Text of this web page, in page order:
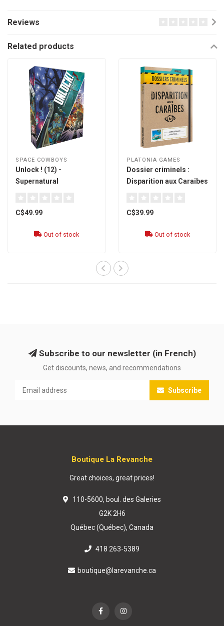
Reviews
Related products
SPACE COWBOYS
Unlock ! (12) -
Supernatural
C$49.99
Out of stock
PLATONIA GAMES
Dossier criminels :
Disparition aux Caraibes
C$39.99
Out of stock
Subscribe to our newsletter (in French)
Get discounts, news, and recommendations
Subscribe
Boutique La Revanche
Great choices, great prices!
110-5600, boul. des Galeries
G2K 2H6
Québec (Québec), Canada
418 263-5389
boutique@larevanche.ca